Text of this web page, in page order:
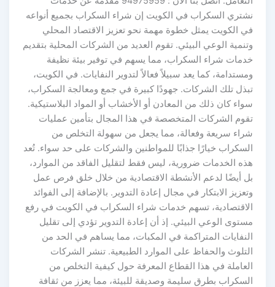
نشتري السكراب في الكويت إن شراء السكراب بجميع أنواعه
في الكويت يمثل خطوة مهمة نحو تعزيز الاقتصاد المحلي
وتنمية الوعي البيئي. تقوم العديد من الشركات المحلية بتقديم
خدمات شراء السكراب، مما يسهم في توفير بيئة نظيفة
ومستدامة، كما يعد سبيلاً فعالاً لتدوير النفايات. في الكويت،
تبذل تلك الشركات. جهودًا كبيرة في جمع ومعالجة السكراب،
سواء كان ذلك من المعادن أو الأخشاب أو المواد البلاستيكية.
تقوم الشركات المتخصصة في هذا المجال بتأمين عمليات
شراء سريعة وفعالة، مما يجعل من سهولة التخلص من
السكراب خيارًا جذابًا للمواطنين والشركات على حد سواء. تُعد
هذه الخدمات ضرورية، ليس فقط لتقليل الفاقد من الموارد،
بل أيضًا لدعم الأنشطة الاقتصادية من خلال خلق فرص عمل
وتعزيز الابتكار في مجال إعادة التدوير. بالإضافة إلى الفوائد
الاقتصادية، تسهم خدمات شراء السكراب في الكويت في رفع
مستوى الوعي البيئي. إذ أن إعادة التدوير تؤدي إلى تقليل
النفايات المتراكمة في المكبات، مما يساهم في الحد من
التلوث والحفاظ على الموارد الطبيعية. تنشر الشركات
العاملة في هذا القطاع المعرفة حول كيفية التخلص من
السكراب بطرق سليمة وصديقة للبيئة، مما يعزز من ثقافة